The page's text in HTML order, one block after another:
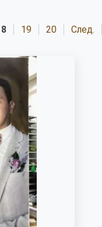
19 20 След.